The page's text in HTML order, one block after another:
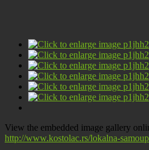
View the embedded image gallery
http://www.kostolac.rs/lokalna-